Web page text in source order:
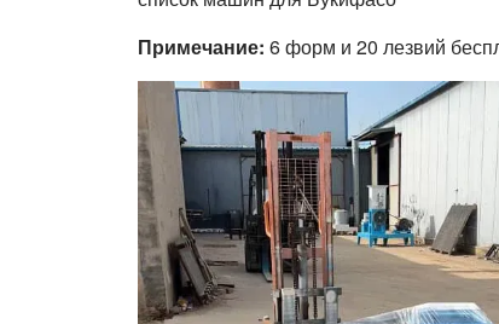
Примечание: 6 форм и 20 лезвий